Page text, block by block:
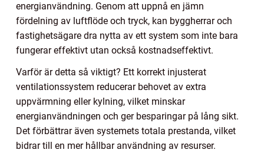
energianvändning. Genom att uppnå en jämn
fördelning av luftflöde och tryck, kan byggherrar och
fastighetsägare dra nytta av ett system som inte bara
fungerar effektivt utan också kostnadseffektivt.
Varför är detta så viktigt? Ett korrekt injusterat
ventilationssystem reducerar behovet av extra
uppvärmning eller kylning, vilket minskar
energianvändningen och ger besparingar på lång sikt.
Det förbättrar även systemets totala prestanda, vilket
bidrar till en mer hållbar användning av resurser.